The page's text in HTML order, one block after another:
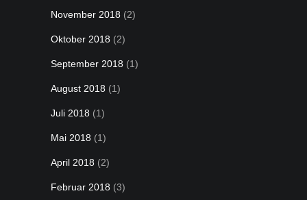
November 2018 (2)
Oktober 2018 (2)
September 2018 (1)
August 2018 (1)
Juli 2018 (1)
Mai 2018 (1)
April 2018 (2)
Februar 2018 (3)